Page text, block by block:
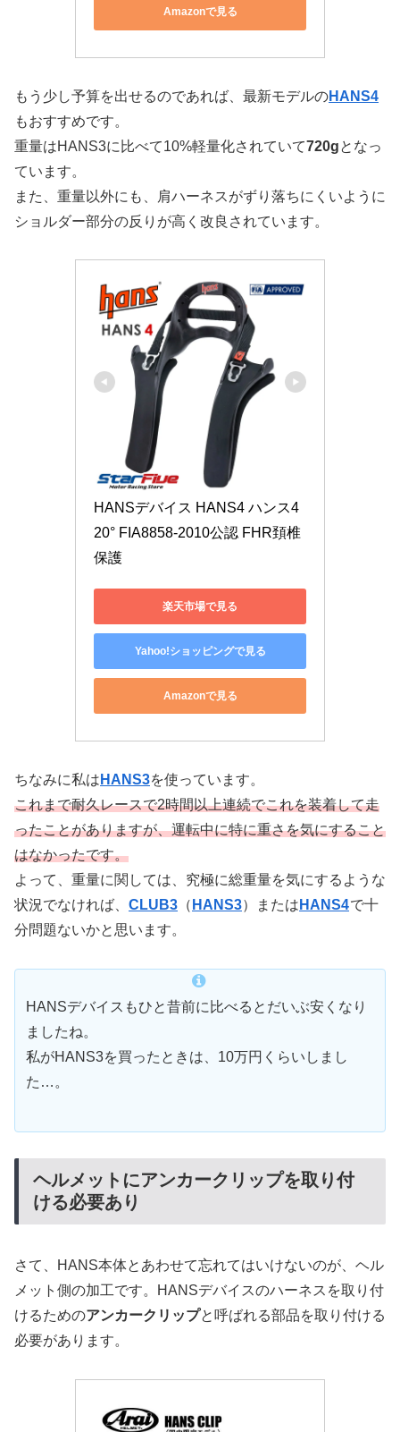
Amazonで見る
もう少し予算を出せるのであれば、最新モデルのHANS4
もおすすめです。
重量はHANS3に比べて10%軽量化されていて720gとなっ
ています。
また、重量以外にも、肩ハーネスがずり落ちにくいように
ショルダー部分の反りが高く改良されています。
HANSデバイス HANS4 ハンス4
20° FIA8858-2010公認 FHR頚椎
保護
楽天市場で見る
Yahoo!ショッピングで見る
Amazonで見る
ちなみに私は HANS3を使っています。
これまで耐久レースで2時間以上連続でこれを装着して走
ったことがありますが、運転中に特に重さを気にすること
はなかったです。
よって、重量に関しては、究極に総重量を気にするような
状況でなければ、 CLUB3 （ HANS3）または HANS4で十
分問題ないかと思います。
HANSデバイスもひと昔前に比べるとだいぶ安くなり
ましたね。
私がHANS3を買ったときは、10万円くらいしまし
た…。
ヘルメットにアンカークリップを取り付
ける必要あり
さて、HANS本体とあわせて忘れてはいけないのが、ヘル
メット側の加工です。HANSデバイスのハーネスを取り付
けるためのアンカークリップと呼ばれる部品を取り付ける
必要があります。